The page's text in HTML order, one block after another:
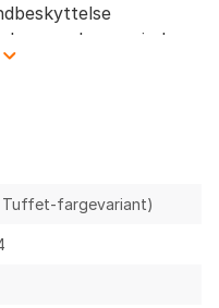
oppleves mindre
elastan
strech-blandinger
32/34) kan gi
klassisk, lett chino i
fargevariant)